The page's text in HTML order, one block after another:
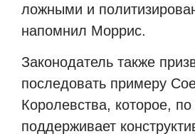
ложными и
напомнил Моррис.
Законодатель также
последовать примеру
Королевства, которое,
поддерживает